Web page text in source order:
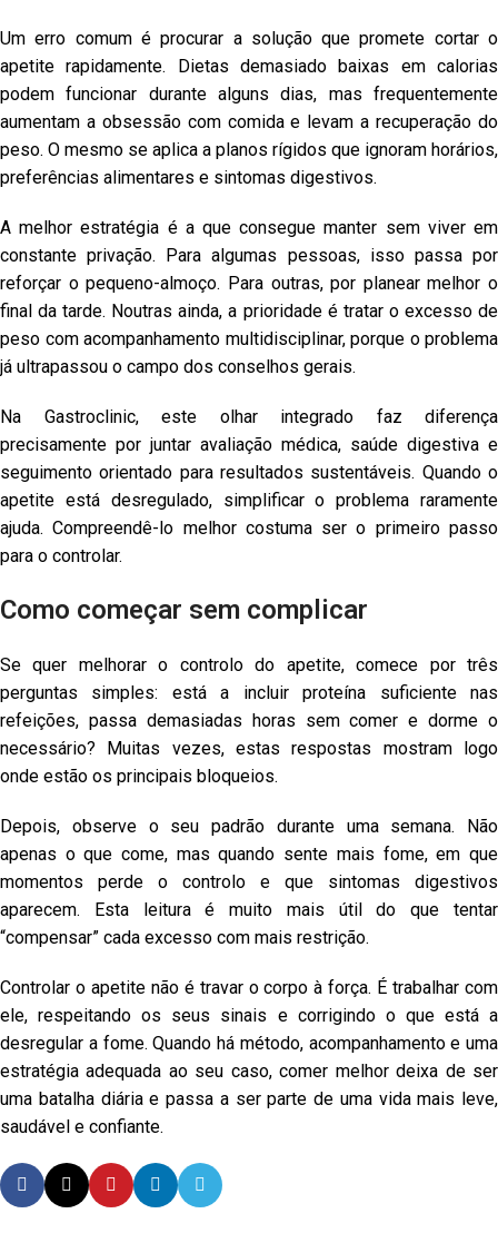
Um erro comum é procurar a solução que promete cortar o
apetite rapidamente. Dietas demasiado baixas em calorias
podem funcionar durante alguns dias, mas frequentemente
aumentam a obsessão com comida e levam a recuperação do
peso. O mesmo se aplica a planos rígidos que ignoram horários,
preferências alimentares e sintomas digestivos.
A melhor estratégia é a que consegue manter sem viver em
constante privação. Para algumas pessoas, isso passa por
reforçar o pequeno-almoço. Para outras, por planear melhor o
final da tarde. Noutras ainda, a prioridade é tratar o excesso de
peso com acompanhamento multidisciplinar, porque o problema
já ultrapassou o campo dos conselhos gerais.
Na Gastroclinic, este olhar integrado faz diferença
precisamente por juntar avaliação médica, saúde digestiva e
seguimento orientado para resultados sustentáveis. Quando o
apetite está desregulado, simplificar o problema raramente
ajuda. Compreendê-lo melhor costuma ser o primeiro passo
para o controlar.
Como começar sem complicar
Se quer melhorar o controlo do apetite, comece por três
perguntas simples: está a incluir proteína suficiente nas
refeições, passa demasiadas horas sem comer e dorme o
necessário? Muitas vezes, estas respostas mostram logo
onde estão os principais bloqueios.
Depois, observe o seu padrão durante uma semana. Não
apenas o que come, mas quando sente mais fome, em que
momentos perde o controlo e que sintomas digestivos
aparecem. Esta leitura é muito mais útil do que tentar
“compensar” cada excesso com mais restrição.
Controlar o apetite não é travar o corpo à força. É trabalhar com
ele, respeitando os seus sinais e corrigindo o que está a
desregular a fome. Quando há método, acompanhamento e uma
estratégia adequada ao seu caso, comer melhor deixa de ser
uma batalha diária e passa a ser parte de uma vida mais leve,
saudável e confiante.